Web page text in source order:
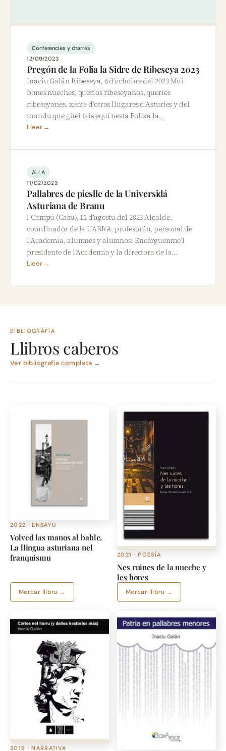
Conferencies y charres
12/09/2023
Pregón de la Folia la Sidre de Ribeseya 2023
Inaciu Galán Ribeseya, 6 d’ochobre del 2023 Mui
bones nueches, queríos ribeseyanos, queríes
ribeseyanes, xente d’otros llugares d’Asturies y del
mundu que güei tais equí nesta Folixa la…
Lleer →
ALLA
11/02/2023
Pallabres de pieslle de la Universidá
Asturiana de Branu
l Campu (Casu), 11 d’agostu del 2023 Alcalde,
coordinador de la UABRA, profesoráu, personal de
l’Academia, alumnes y alumnos: Encárguenme’l
presidente de l’Academia y la directora de la…
Lleer →
BIBLIOGRAFÍA
Llibros caberos
Ver bibliografía completa →
2022 · ENSAYU
Volved las manos al bable.
La llingua asturiana nel
franquismu
Mercar llibru →
2021 · POESÍA
Nes ruines de la nueche y
les hores
Mercar llibru →
2019 · NARRATIVA